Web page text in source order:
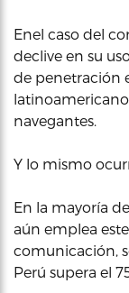
Enel caso del
declive en su
de penetración
navegantes.
Y lo mismo
En la mayoría
aún emplea
comunicación,
Perú supera el